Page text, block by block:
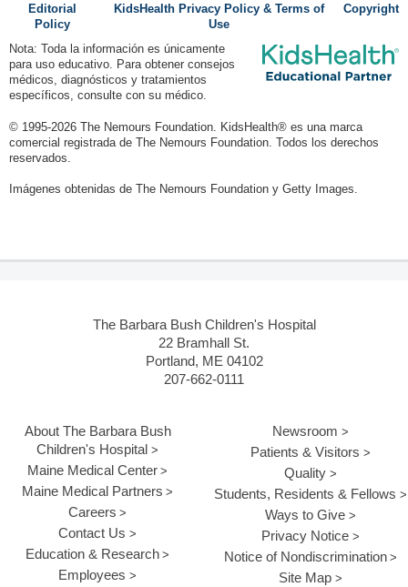
Editorial
Policy
KidsHealth Privacy Policy & Terms of
Use
Copyright
Nota: Toda la información es únicamente
para uso educativo. Para obtener consejos
médicos, diagnósticos y tratamientos
específicos, consulte con su médico.
© 1995-2026 The Nemours Foundation. KidsHealth® es una marca
comercial registrada de The Nemours Foundation. Todos los derechos
reservados.
Imágenes obtenidas de The Nemours Foundation y Getty Images.
The Barbara Bush Children's Hospital
22 Bramhall St.
Portland, ME 04102
207-662-0111
About The Barbara Bush
Children's Hospital
Maine Medical Center
Maine Medical Partners
Careers
Contact Us
Education & Research
Employees
Newsroom
Patients & Visitors
Quality
Students, Residents & Fellows
Ways to Give
Privacy Notice
Notice of Nondiscrimination
Site Map